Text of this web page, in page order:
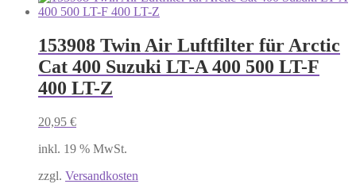
153908 Twin Air Luftfilter für Arctic
Cat 400 Suzuki LT-A 400 500 LT-F
400 LT-Z
20,95 €
inkl. 19 % MwSt.
zzgl. Versandkosten